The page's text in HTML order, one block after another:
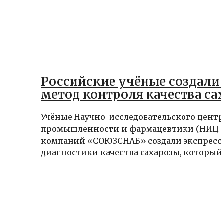
Российские учёные
метод контроля качества
Учёные Научно-исследовательского
промышленности и фармацевтики
компаний «СОЮЗСНАБ» создали
диагностики качества сахарозы,